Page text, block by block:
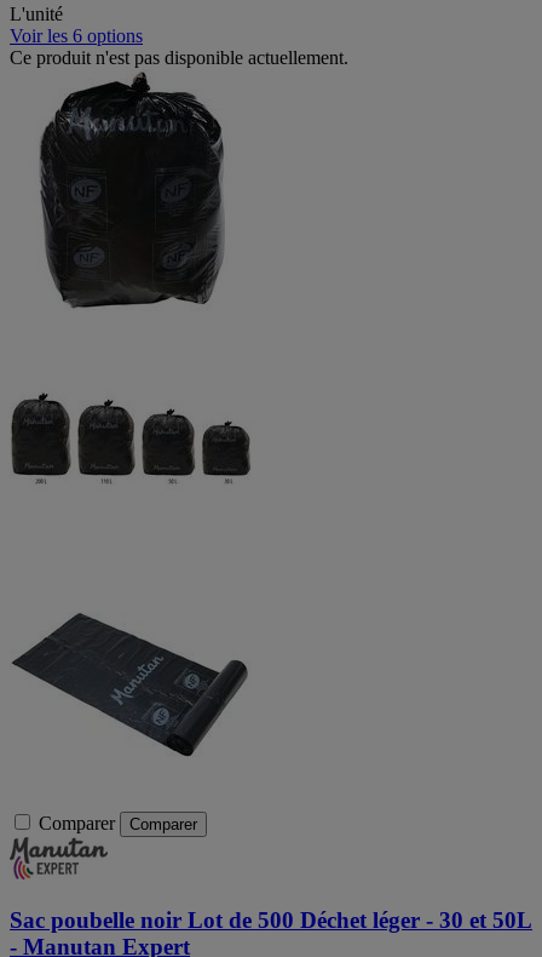
L'unité
Voir les 6 options
Ce produit n'est pas disponible actuellement.
Comparer Comparer
Sac poubelle noir Lot de 500 Déchet léger - 30 et 50L
- Manutan Expert